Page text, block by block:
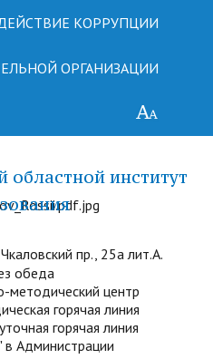
КОРРУПЦИИ
ОРГАНИЗАЦИИ
областной институт
пр., 25а лит.А.
обеда
центр
горячая линия
горячая линия
в Администрации